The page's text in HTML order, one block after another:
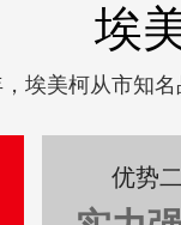
埃
，埃美柯从市知
优势二